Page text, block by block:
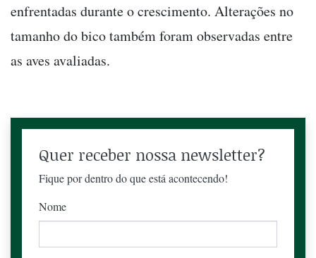
enfrentadas durante o crescimento. Alterações no
tamanho do bico também foram observadas entre
as aves avaliadas.
Quer receber nossa newsletter?
Fique por dentro do que está acontecendo!
Nome